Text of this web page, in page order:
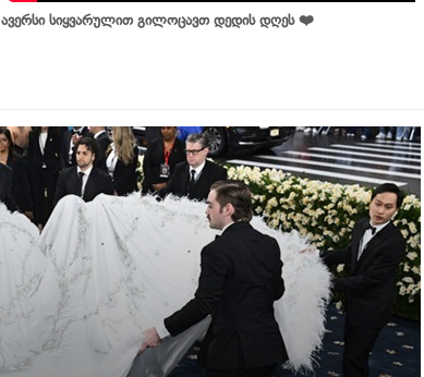
ავერსი სიყვარულით გილოცავთ დედის დღეს ❤️